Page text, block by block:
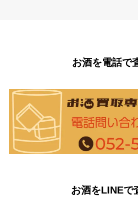
お酒を電話で
お酒をLINEで